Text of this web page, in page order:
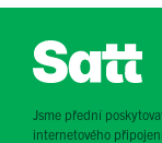
Jsme přední
internetového